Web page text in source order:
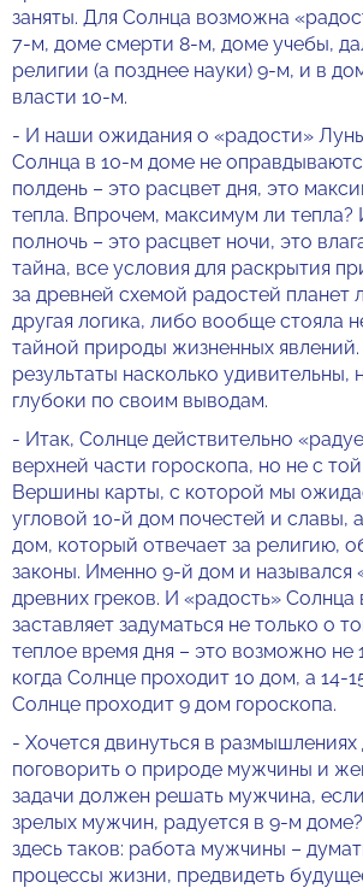
заняты. Для Солнца возможна
7-м, доме смерти 8-м, доме учебы,
религии (а позднее науки) 9-м, и в
власти 10-м.
- И наши ожидания о «радости»
Солнца в 10-м доме не
полдень – это расцвет дня, это
тепла. Впрочем, максимум ли тепла?
полночь – это расцвет ночи, это
тайна, все условия для раскрытия
за древней схемой радостей планет
другая логика, либо вообще стояла
тайной природы жизненных
результаты насколько удивительны,
глубоки по своим выводам.
- Итак, Солнце действительно
верхней части гороскопа, но не с
Вершины карты, с которой мы
угловой 10-й дом почестей и славы,
дом, который отвечает за религию,
законы. Именно 9-й дом и назывался
древних греков. И «радость»
заставляет задуматься не только о
теплое время дня – это возможно не
когда Солнце проходит 10 дом, а 14-
Солнце проходит 9 дом гороскопа.
- Хочется двинуться в
поговорить о природе мужчины и
задачи должен решать мужчина,
зрелых мужчин, радуется в 9-м
здесь таков: работа мужчины –
процессы жизни, предвидеть